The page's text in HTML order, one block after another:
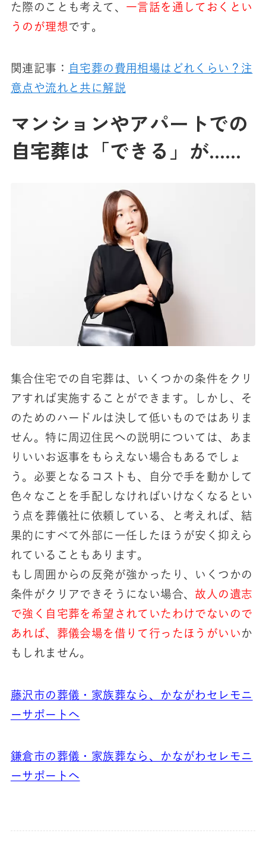
た際のことも考えて、 一言話を通しておくとい
うのが理想 です。
関連記事：
自宅葬の費用相場はどれくらい？注
意点や流れと共に解説
マンションやアパートでの
自宅葬は「できる」が……
集合住宅での自宅葬は、いくつかの条件をクリ
アすれば実施することができます。しかし、そ
のためのハードルは決して低いものではありま
せん。特に周辺住民への説明については、あま
りいいお返事をもらえない場合もあるでしょ
う。必要となるコストも、自分で手を動かして
色々なことを手配しなければいけなくなるとい
う点を葬儀社に依頼している、と考えれば、結
果的にすべて外部に一任したほうが安く抑えら
れていることもあります。
もし周囲からの反発が強かったり、いくつかの
条件がクリアできそうにない場合、 故人の遺志
で強く自宅葬を希望されていたわけでないので
あれば、葬儀会場を借りて行ったほうがいい か
もしれません。
藤沢市の葬儀・家族葬なら、かながわセレモニ
ーサポートへ
鎌倉市の葬儀・家族葬なら、かながわセレモニ
ーサポートへ